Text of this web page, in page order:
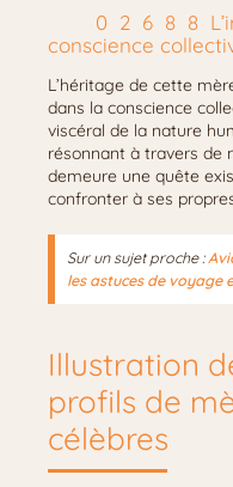
conscience
L’héritage de cette
dans la conscience
viscéral de la nature
résonnant à travers de
demeure une quête
confronter à ses
Sur un sujet proche :
les astuces de voyage
Illustration
profils de
célèbres